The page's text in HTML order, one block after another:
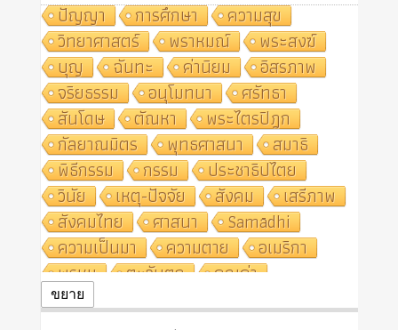
ปัญญา
การศึกษา
ความสุข
วิทยาศาสตร์
พราหมณ์
พระสงฆ์
บุญ
ฉันทะ ค่านิยม
อิสรภาพ
จริยธรรม
อนุโมทนา
ศรัทธา
สันโดษ
ตัณหา
พระไตรปิฎก
กัลยาณมิตร
พุทธศาสนา
สมาธิ
พิธีกรรม
กรรม
ประชาธิปไตย
วินัย
เหตุ-ปัจจัย สังคม
เสรีภาพ
สังคมไทย
ศาสนา
Samādhi
ความเป็นมา
ความตาย
อเมริกา
พรหม
ตะวันตก
คุณค่า
ปฏิจจสมุปบาท
ขยาย